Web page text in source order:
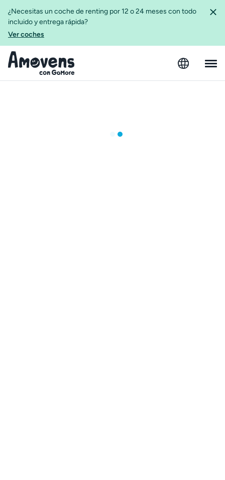
¿Necesitas un coche de renting por 12 o 24 meses con todo
incluido y entrega rápida?
Ver coches